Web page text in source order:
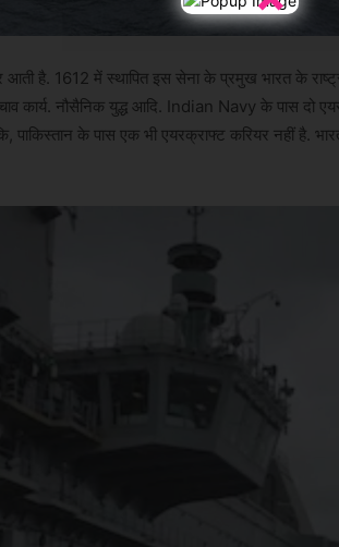
आती है. 1612 में स्थापित इस सेना के प्रमुख भारत के
कार्य. नौसैनिक युद्ध आदि. Indian Navy के पास दो
के पास एक भी एयरक्राफ्ट करियर नहीं है.